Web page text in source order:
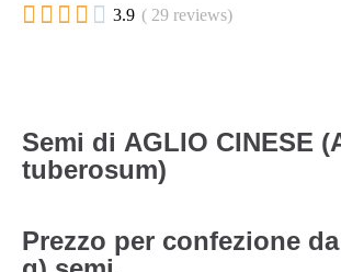
     3.9 ( 29 reviews)
Semi di AGLIO CINESE
tuberosum)
Prezzo per confezione